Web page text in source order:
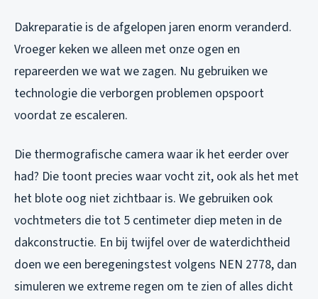
Dakreparatie is de afgelopen jaren enorm veranderd.
Vroeger keken we alleen met onze ogen en
repareerden we wat we zagen. Nu gebruiken we
technologie die verborgen problemen opspoort
voordat ze escaleren.
Die thermografische camera waar ik het eerder over
had? Die toont precies waar vocht zit, ook als het met
het blote oog niet zichtbaar is. We gebruiken ook
vochtmeters die tot 5 centimeter diep meten in de
dakconstructie. En bij twijfel over de waterdichtheid
doen we een beregeningstest volgens NEN 2778, dan
simuleren we extreme regen om te zien of alles dicht